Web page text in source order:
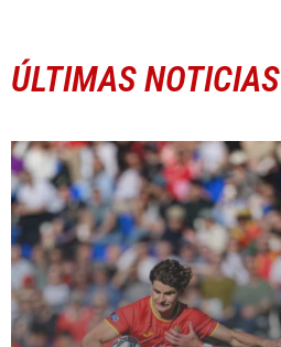
ÚLTIMAS NOTICIAS